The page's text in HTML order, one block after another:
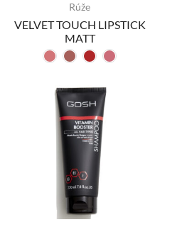
Rúže
VELVET TOUCH LIPSTICK
MATT